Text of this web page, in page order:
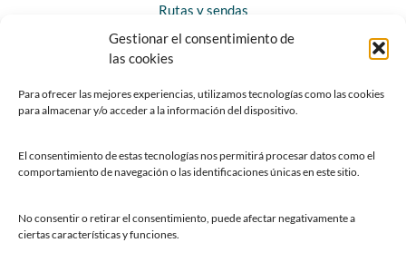
Gestionar el consentimiento de
las cookies
Para ofrecer las mejores experiencias, utilizamos tecnologías como las cookies
para almacenar y/o acceder a la información del dispositivo.
El consentimiento de estas tecnologías nos permitirá procesar datos como el
comportamiento de navegación o las identificaciones únicas en este sitio.
No consentir o retirar el consentimiento, puede afectar negativamente a
ciertas características y funciones.
Rutas y sendas
Horarios y contacto
Teléfonos de interés
Chatbot Siero
SEDES ELECTRÓNICAS
Sede del Ayuntamiento de Siero